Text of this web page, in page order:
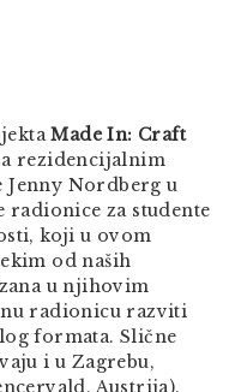
Made In: Craft
rezidencijalnim
Jenny Nordberg u
radionice za studente
koji u ovom
od naših
u njihovim
radionicu razviti
formata. Slične
i u Zagrebu,
Austrija).